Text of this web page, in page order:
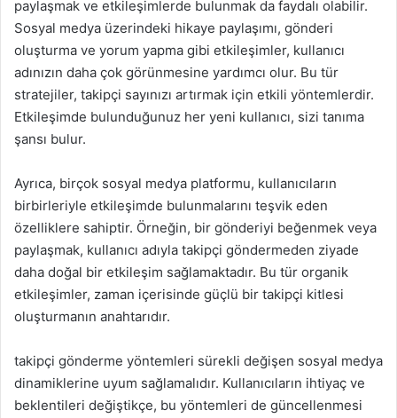
paylaşmak ve etkileşimlerde bulunmak da faydalı olabilir.
Sosyal medya üzerindeki hikaye paylaşımı, gönderi
oluşturma ve yorum yapma gibi etkileşimler, kullanıcı
adınızın daha çok görünmesine yardımcı olur. Bu tür
stratejiler, takipçi sayınızı artırmak için etkili yöntemlerdir.
Etkileşimde bulunduğunuz her yeni kullanıcı, sizi tanıma
şansı bulur.
Ayrıca, birçok sosyal medya platformu, kullanıcıların
birbirleriyle etkileşimde bulunmalarını teşvik eden
özelliklere sahiptir. Örneğin, bir gönderiyi beğenmek veya
paylaşmak, kullanıcı adıyla takipçi göndermeden ziyade
daha doğal bir etkileşim sağlamaktadır. Bu tür organik
etkileşimler, zaman içerisinde güçlü bir takipçi kitlesi
oluşturmanın anahtarıdır.
takipçi gönderme yöntemleri sürekli değişen sosyal medya
dinamiklerine uyum sağlamalıdır. Kullanıcıların ihtiyaç ve
beklentileri değiştikçe, bu yöntemleri de güncellenmesi